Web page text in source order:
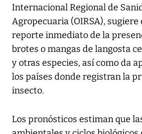
Internacional Regional de
Agropecuaria (OIRSA), sugiere
reporte inmediato de la
brotes o mangas de langosta
y otras especies, así como da
los países donde registran la
insecto.
Los pronósticos estiman que